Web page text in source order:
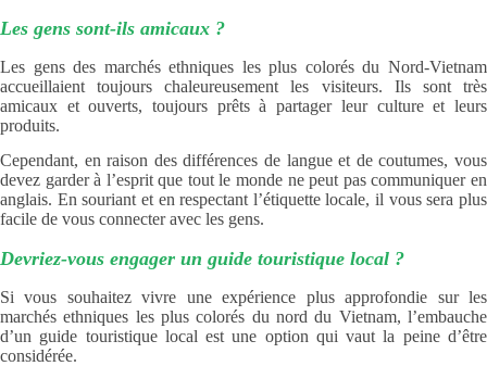
Les gens sont-ils amicaux ?
Les gens des marchés ethniques les plus colorés du Nord-Vietnam
accueillaient toujours chaleureusement les visiteurs. Ils sont très
amicaux et ouverts, toujours prêts à partager leur culture et leurs
produits.
Cependant, en raison des différences de langue et de coutumes, vous
devez garder à l’esprit que tout le monde ne peut pas communiquer en
anglais. En souriant et en respectant l’étiquette locale, il vous sera plus
facile de vous connecter avec les gens.
Devriez-vous engager un guide touristique local ?
Si vous souhaitez vivre une expérience plus approfondie sur les
marchés ethniques les plus colorés du nord du Vietnam, l’embauche
d’un guide touristique local est une option qui vaut la peine d’être
considérée.